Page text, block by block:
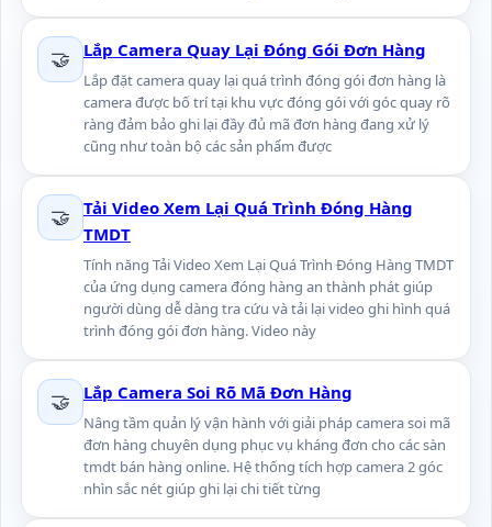
🤝 Lắp Camera Quay Lại Đóng Gói Đơn Hàng
Lắp đặt camera quay lại quá trình đóng gói đơn hàng là
camera được bố trí tại khu vực đóng gói với góc quay rõ
ràng đảm bảo ghi lại đầy đủ mã đơn hàng đang xử lý
cũng như toàn bộ các sản phẩm được
🤝
Tải Video Xem Lại Quá Trình Đóng Hàng
TMDT
Tính năng Tải Video Xem Lại Quá Trình Đóng Hàng TMDT
của ứng dụng camera đóng hàng an thành phát giúp
người dùng dễ dàng tra cứu và tải lại video ghi hình quá
trình đóng gói đơn hàng. Video này
🤝 Lắp Camera Soi Rõ Mã Đơn Hàng
Nâng tầm quản lý vận hành với giải pháp camera soi mã
đơn hàng chuyên dụng phục vụ kháng đơn cho các sàn
tmdt bán hàng online. Hệ thống tích hợp camera 2 góc
nhìn sắc nét giúp ghi lại chi tiết từng